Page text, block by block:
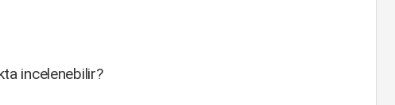
incelenebilir?